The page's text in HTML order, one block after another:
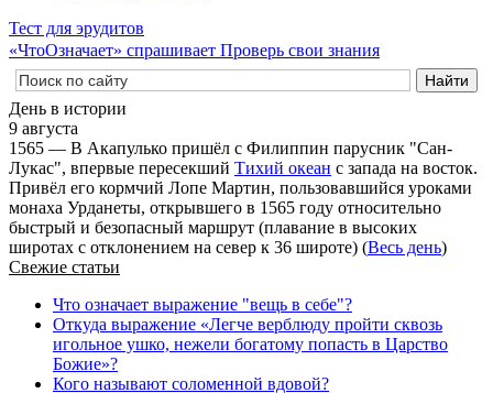
Тест для эрудитов
«ЧтоОзначает» спрашивает Проверь свои знания
День в истории
9 августа
1565 — В Акапулько пришёл с Филиппин парусник "Сан-
Лукас", впервые пересекший Тихий океан с запада на восток.
Привёл его кормчий Лопе Мартин, пользовавшийся уроками
монаха Урданеты, открывшего в 1565 году относительно
быстрый и безопасный маршрут (плавание в высоких
широтах с отклонением на север к 36 широте) (Весь день)
Свежие статьи
Что означает выражение "вещь в себе"?
Откуда выражение «Легче верблюду пройти сквозь
игольное ушко, нежели богатому попасть в Царство
Божие»?
Кого называют соломенной вдовой?